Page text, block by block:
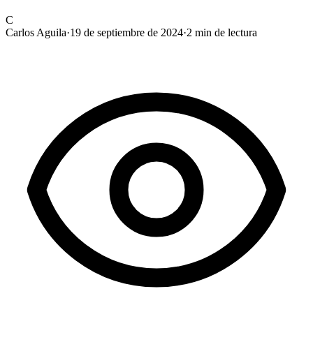
C
Carlos Aguila·19 de septiembre de 2024·2 min de lectura